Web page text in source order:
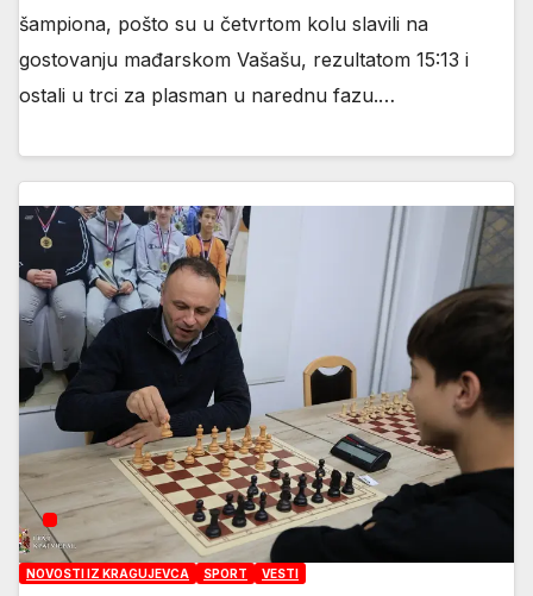
šampiona, pošto su u četvrtom kolu slavili na
gostovanju mađarskom Vašašu, rezultatom 15:13 i
ostali u trci za plasman u narednu fazu.…
NOVOSTI IZ KRAGUJEVCA SPORT VESTI